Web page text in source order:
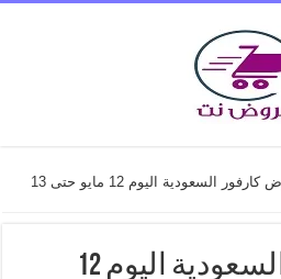
عروض كارفور السعودية اليوم 12 مايو حتى 13
عروض كارفور السعودية اليوم 12